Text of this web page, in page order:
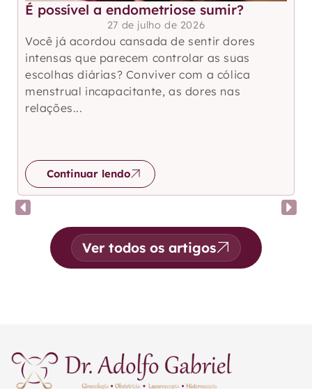
É possível a endometriose sumir?
27 de julho de 2026
Você já acordou cansada de sentir dores
intensas que parecem controlar as suas
escolhas diárias? Conviver com a cólica
menstrual incapacitante, as dores nas
relações...
Continuar lendo
Ver todos os artigos